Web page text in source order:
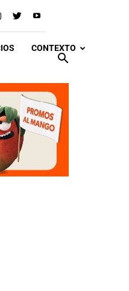
CONTEXTO